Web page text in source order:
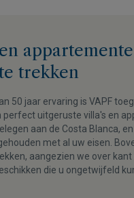
trekken
50 jaar ervaring is VAPF
perfect uitgeruste villa's en
aan de Costa Blanca,
met al uw eisen.
aangezien we over kant
die u ongetwijfeld